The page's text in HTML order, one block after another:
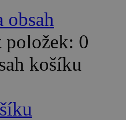
obsah
položek: 0
košíku